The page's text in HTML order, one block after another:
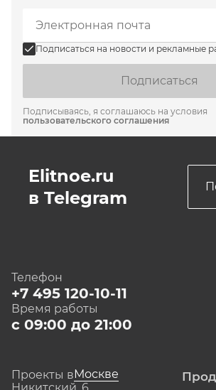
Подписаться на новости и рекламные
Подписаться
Подписываясь, я соглашаюсь на условия
пользовательского соглашения
Elitnoe.ru
в Telegram
Телефон
+7 495 120-10-11
Время работы
с 09:00 до 21:00
Проекты вМоскве